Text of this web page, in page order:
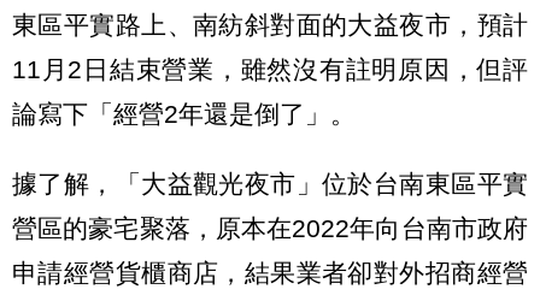
東區平實路上、南紡斜對面的大益夜市，預計
11月2日結束營業，雖然沒有註明原因，但評
論寫下「經營2年還是倒了」。
據了解，「大益觀光夜市」位於台南東區平實
營區的豪宅聚落，原本在2022年向台南市政府
申請經營貨櫃商店，結果業者卻對外招商經營